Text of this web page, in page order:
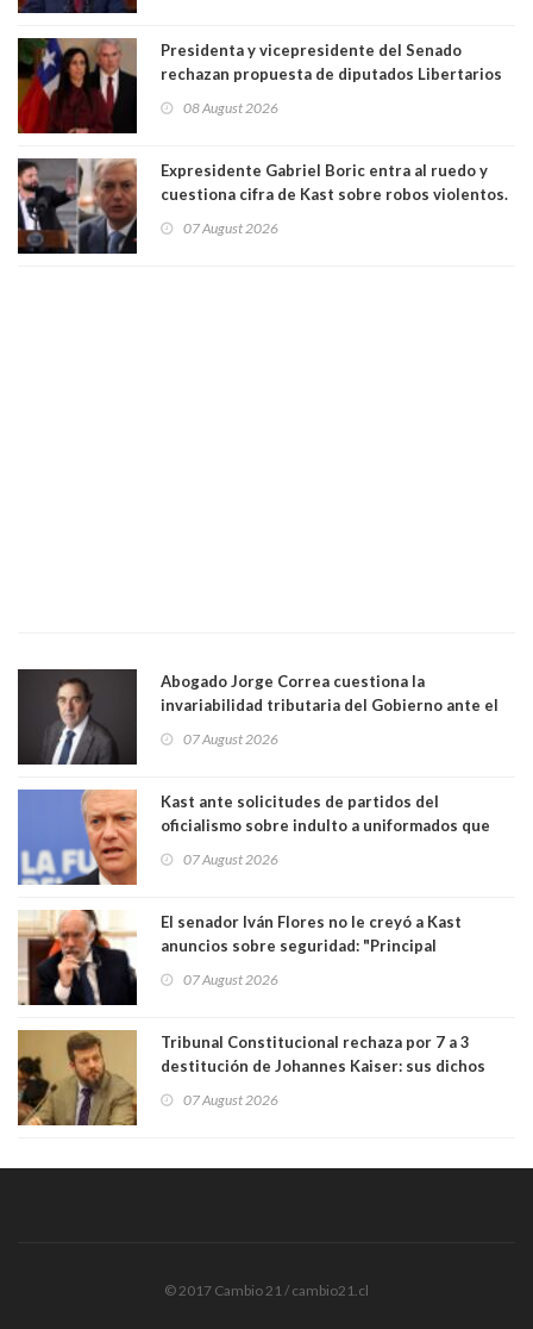
Presidenta y vicepresidente del Senado
rechazan propuesta de diputados Libertarios
"Constituye un camino equivocado"
08 August 2026
Expresidente Gabriel Boric entra al ruedo y
cuestiona cifra de Kast sobre robos violentos.
07 August 2026
Abogado Jorge Correa cuestiona la
invariabilidad tributaria del Gobierno ante el
democracia” y "defendemos la alternancia en el
07 August 2026
Kast ante solicitudes de partidos del
oficialismo sobre indulto a uniformados que
07 August 2026
El senador Iván Flores no le creyó a Kast
anuncios sobre seguridad: "Principal
perseguir ruta del dinero y levantar secreto
07 August 2026
Tribunal Constitucional rechaza por 7 a 3
destitución de Johannes Kaiser: sus dichos
justicia constitucional porque no es diputado
07 August 2026
© 2017 Cambio 21 / cambio21.cl